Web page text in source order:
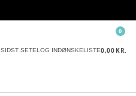
SIDST SETELOG INDØNSKELISTE0,00 KR.
0